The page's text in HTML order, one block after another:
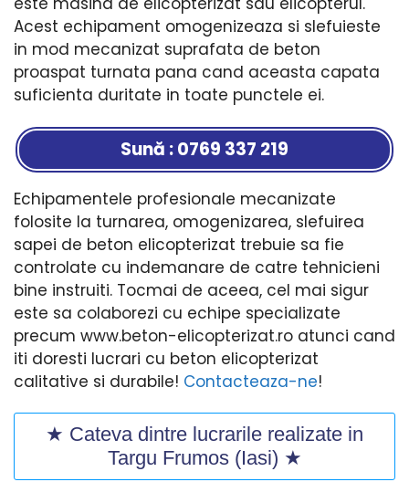
Acest echipament omogenizeaza si slefuieste
in mod mecanizat suprafata de beton
proaspat turnata pana cand aceasta capata
suficienta duritate in toate punctele ei.
Sună : 0769 337 219
Echipamentele profesionale mecanizate
folosite la turnarea, omogenizarea, slefuirea
sapei de beton elicopterizat trebuie sa fie
controlate cu indemanare de catre tehnicieni
bine instruiti. Tocmai de aceea, cel mai sigur
este sa colaborezi cu echipe specializate
precum www.beton-elicopterizat.ro atunci cand
iti doresti lucrari cu beton elicopterizat
calitative si durabile! Contacteaza-ne!
★ Cateva dintre lucrarile realizate in
Targu Frumos (Iasi) ★